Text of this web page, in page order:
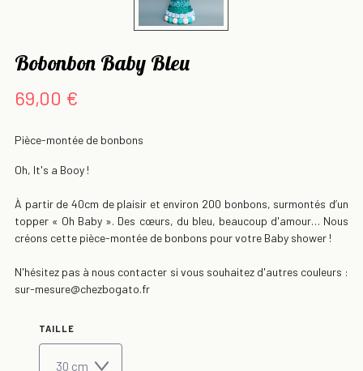
Bobonbon Baby Bleu
69,00 €
Pièce-montée de bonbons
Oh, It's a Booy !
À partir de 40cm de plaisir et environ 200 bonbons, surmontés d’un
topper « Oh Baby ». Des cœurs, du bleu, beaucoup d'amour… Nous
créons cette pièce-montée de bonbons pour votre Baby shower !
N'hésitez pas à nous contacter si vous souhaitez d'autres couleurs :
sur-mesure@chezbogato.fr
TAILLE